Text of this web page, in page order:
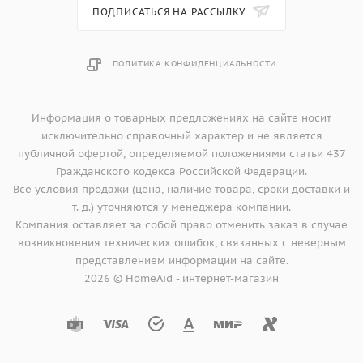
- Галогенное освещение
- 1 эмалированный противень; 1 эмалированный
ПОДПИСАТЬСЯ НА РАССЫЛКУ
ПОЛИТИКА КОНФИДЕНЦИАЛЬНОСТИ
Информация о товарных предложениях на сайте носит
исключительно справочный характер и не является
публичной офертой, определяемой положениями статьи 437
Гражданского кодекса Российской Федерации.
Все условия продажи (цена, наличие товара, сроки доставки и
т. д.) уточняются у менеджера компании.
Компания оставляет за собой право отменить заказ в случае
возникновения технических ошибок, связанных с неверным
представлением информации на сайте.
2026 © HomeAid - интернет-магазин